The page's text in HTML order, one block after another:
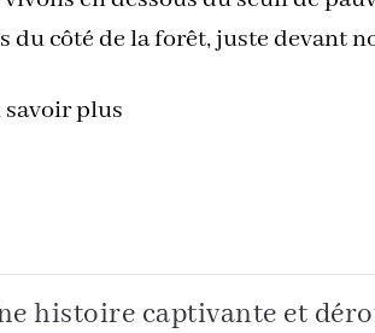
du côté de la forêt, juste devant
savoir plus
histoire captivante et